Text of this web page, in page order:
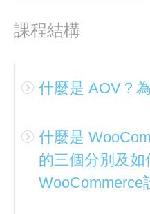
課程結構
什麼是 AOV？
什麼是
的三個分別及如
WooCommerce